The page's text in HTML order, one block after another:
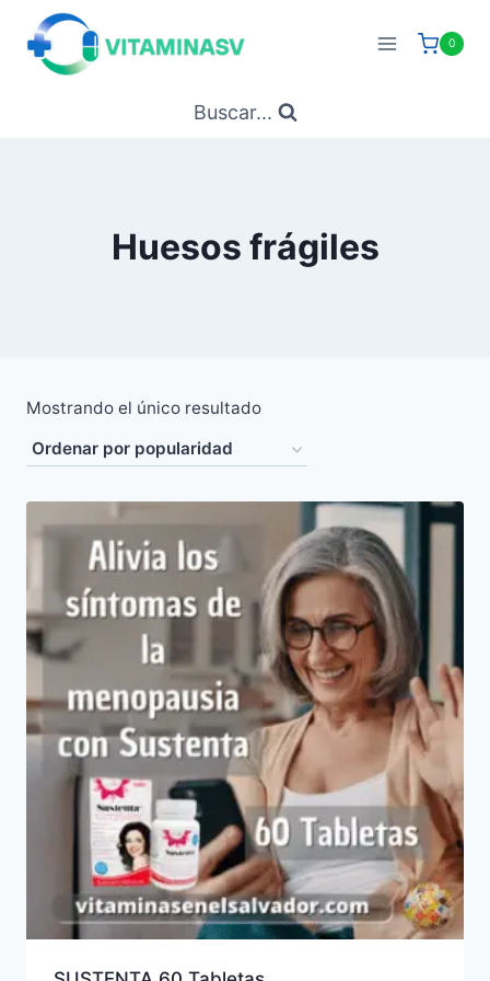
Saltar
contenido
0
Buscar...
Huesos frágiles
Mostrando el único resultado